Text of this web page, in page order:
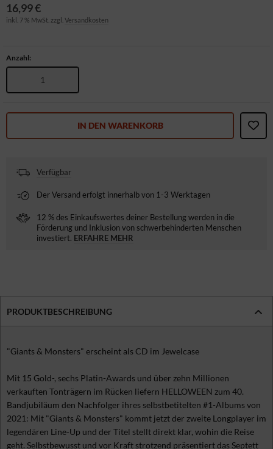
16,99 €
inkl. 7 % MwSt. zzgl. Versandkosten
Anzahl:
IN DEN WARENKORB
Verfügbar
Der Versand erfolgt innerhalb von 1-3 Werktagen
12 % des Einkaufswertes deiner Bestellung werden in die
Förderung und Inklusion von schwerbehinderten Menschen
investiert. ERFAHRE MEHR
PRODUKTBESCHREIBUNG
"Giants & Monsters" erscheint als CD im Jewelcase
Mit 15 Gold-, sechs Platin-Awards und über zehn Millionen
verkauften Tonträgern im Rücken liefern HELLOWEEN zum 40.
Bandjubiläum den Nachfolger ihres selbstbetitelten #1-Albums von
2021: Mit "Giants & Monsters" kommt jetzt der zweite Longplayer im
legendären Line-Up und der Titel stellt direkt klar, wohin die Reise
geht. Selbstbewusst und vor Kraft strotzend präsentiert das Septett